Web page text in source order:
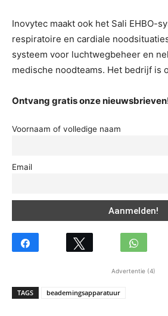
Inovytec maakt ook het Sali EHBO-
respiratoire en cardiale
systeem voor luchtwegbeheer en
medische noodteams. Het bedrijf is
Ontvang gratis onze
Voornaam of volledige naam
Email
Advertentie (4)
TAGS beademingsapparatuur